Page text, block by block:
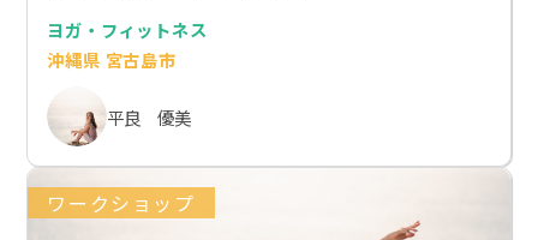
ヨガ・フィットネス
沖縄県 宮古島市
平良 優美
ワークショップ